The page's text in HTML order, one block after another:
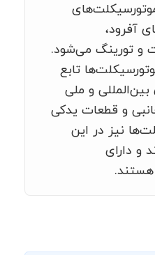
آفرود،
و تورینگ می‌شود.
تابع
بین‌المللی و ملی
و قطعات یدکی
نیز در این
و دارای
هستند.